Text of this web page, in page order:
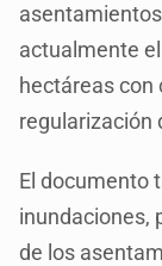
actualmente
hectáreas
regularización
El documento
inundaciones,
de los